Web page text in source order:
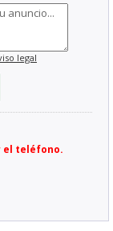
legal
el teléfono.